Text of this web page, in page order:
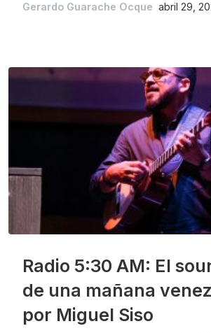
Gerardo Guarache Ocque abril 29,
Radio 5:30 AM: El
de una mañana
por Miguel Siso